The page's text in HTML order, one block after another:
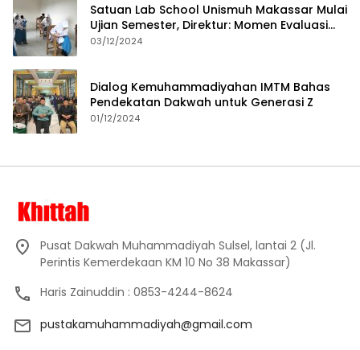
Satuan Lab School Unismuh Makassar Mulai
Ujian Semester, Direktur: Momen Evaluasi
Proses Pembelajaran
03/12/2024
Dialog Kemuhammadiyahan IMTM Bahas
Pendekatan Dakwah untuk Generasi Z
01/12/2024
Pusat Dakwah Muhammadiyah Sulsel, lantai 2 (Jl.
Perintis Kemerdekaan KM 10 No 38 Makassar)
Haris Zainuddin : 0853-4244-8624
pustakamuhammadiyah@gmail.com